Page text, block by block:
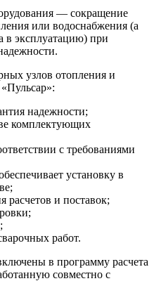
— сокращение
или водоснабжения (а
в эксплуатацию) при
узлов отопления и
надежности;
комплектующих
с требованиями
установку в
расчетов и поставок;
работ.
в программу расчета
совместно с